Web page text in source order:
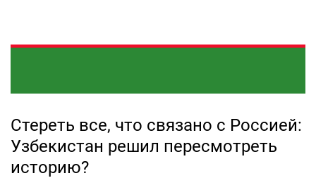
Стереть все, что связано с Россией:
Узбекистан решил пересмотреть
историю?